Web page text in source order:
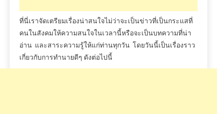
ที่นี่เราจัดเตรียมเรื่องน่าสนใจไม่ว่าจะเป็นข่าวที่เป็นกระแสที่
คนในสังคมให้ความสนใจในเวลานี้หรือจะเป็นบทความที่น่า
อ่าน และสาระความรู้ให้แก่ท่านทุกวัน โดยวันนี้เป็นเรื่องราว
เกี่ยวกับการทำนายดีๆ ดังต่อไปนี้